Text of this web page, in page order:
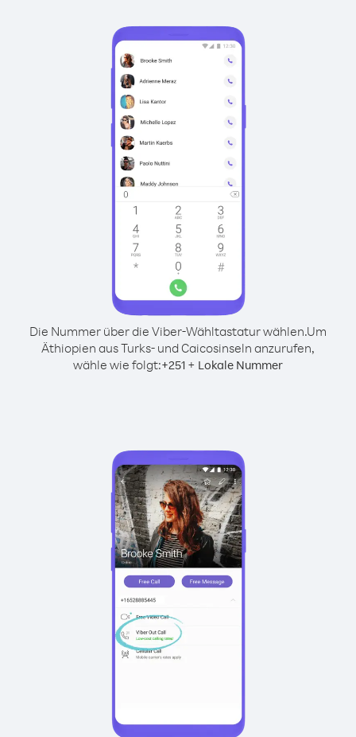
Die Nummer über die Viber-Wähltastatur wählen.Um
Äthiopien aus Turks- und Caicosinseln anzurufen,
wähle wie folgt:+251 + Lokale Nummer